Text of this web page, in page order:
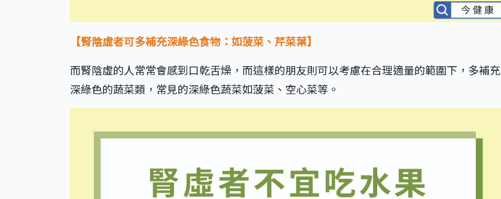
【腎陰虛者可多補充深綠色食物：如菠菜、芹菜葉】
而腎陰虛的人常常會感到口乾舌燥，而這樣的朋友則可以考慮在合理適量的範圍下，多補充
深綠色的蔬菜類，常見的深綠色蔬菜如菠菜、空心菜等。